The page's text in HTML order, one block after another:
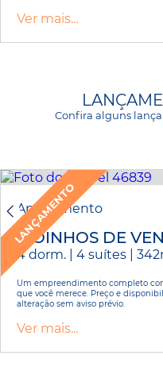
Ver mais...
Confira alguns
LANÇAMENTO
Apartamento
MOINHOS DE
4 dorm. | 4 suítes |
Um empreendimento completo
que você merece. Preço e
alteração sem aviso prévio.
Ver mais...